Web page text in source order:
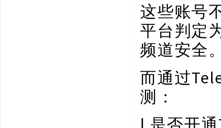
这些账号
平台判定
频道安全
而通过
测：
是否开通